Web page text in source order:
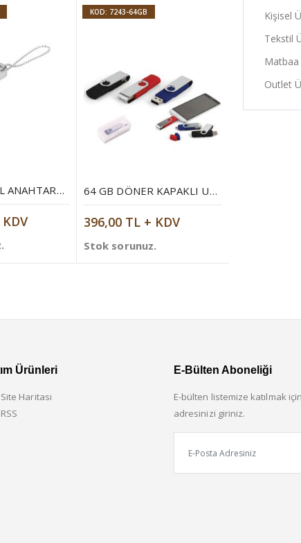
128 GB METAL ANAHTARLIK USB BELLEK
KOD: 7243-64GB
64 GB DÖNER KAPAKLI USB BELLEK (OTG ÖZELLIKLI)
396,00 TL + KDV
Stok sorunuz.
Kişisel
Tekstil
Matbaa
Outlet
Ürünleri
Site Haritası
RSS
E-Bülten Aboneliği
E-bülten listemize katılmak
adresinizi giriniz.